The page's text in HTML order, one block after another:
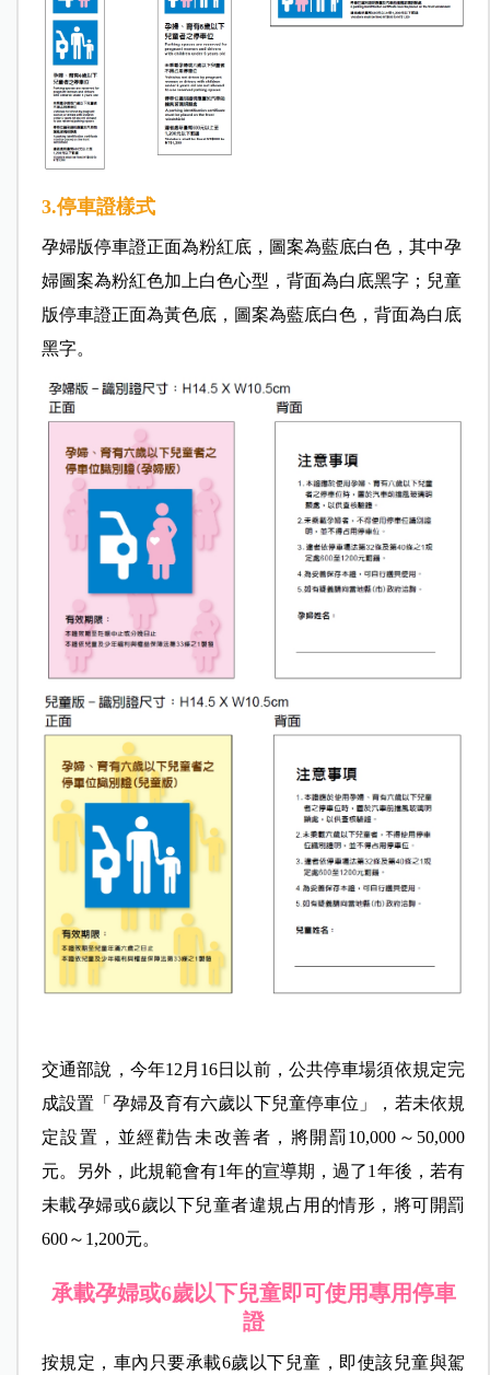
3.停車證樣式
孕婦版停車證正面為粉紅底，圖案為藍底白色，其中孕
婦圖案為粉紅色加上白色心型，背面為白底黑字；兒童
版停車證正面為黃色底，圖案為藍底白色，背面為白底
黑字。
交通部說，今年12月16日以前，公共停車場須依規定完
成設置「孕婦及育有六歲以下兒童停車位」，若未依規
定設置，並經勸告未改善者，將開罰10,000～50,000
元。另外，此規範會有1年的宣導期，過了1年後，若有
未載孕婦或6歲以下兒童者違規占用的情形，將可開罰
600～1,200元。
承載孕婦或6歲以下兒童即可使用專用停車
證
按規定，車內只要承載6歲以下兒童，即使該兒童與駕